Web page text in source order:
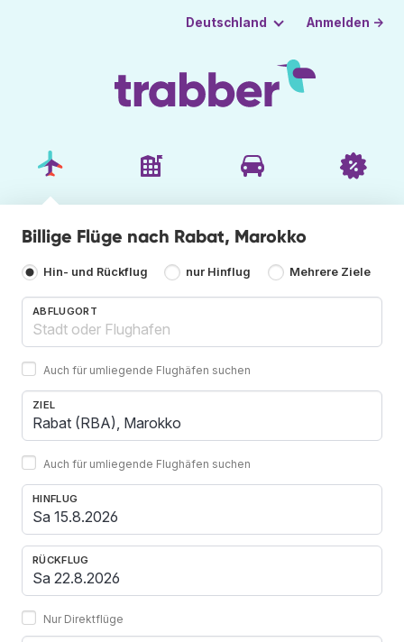
Deutschland Anmelden →
Billige Flüge nach Rabat, Marokko
Hin- und Rückflug nur Hinflug Mehrere Ziele
ABFLUGORT
Auch für umliegende Flughäfen suchen
ZIEL
Auch für umliegende Flughäfen suchen
HINFLUG
RÜCKFLUG
Nur Direktflüge